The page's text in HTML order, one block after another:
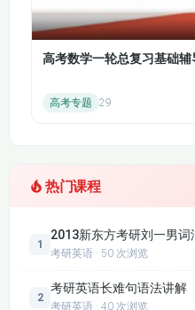
高考数学一轮总复习基础辅
高考专题 29
热门课程
1
2013新东方考研刘一男
考研英语 · 50 次浏览
2
考研英语长难句语法讲解
考研英语 · 40 次浏览